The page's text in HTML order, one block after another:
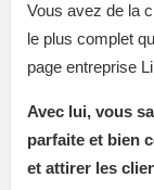
Vous avez de la
le plus complet
page entreprise
Avec lui, vous
parfaite et bien
et attirer les